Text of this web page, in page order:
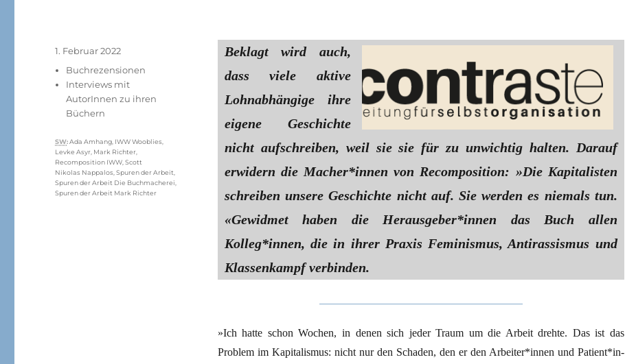
Beklagt wird auch,
dass viele aktive
Lohnabhängige ihre
eigene Geschichte
nicht aufschreiben, weil sie sie für zu unwichtig halten. Darauf
erwidern die Macher*innen von Recomposition: »Die Kapitalisten
schreiben unsere Geschichte nicht auf. Sie werden es niemals tun.
«Gewidmet haben die Herausgeber*innen das Buch allen
Kolleg*innen, die in ihrer Praxis Feminismus, Antirassismus und
Klassenkampf verbinden.
»Ich hatte schon Wochen, in denen sich jeder Traum um die Arbeit drehte. Das ist das
Problem im Kapitalismus: nicht nur den Schaden, den er den Arbeiter*innen und Patient*in-
Veröffentlicht
1. Februar 2022
Kategorien
Buchrezensionen
Interviews mit
AutorInnen zu ihren
Büchern
Schlagwörter
SW:Ada Amhang IWW Wooblies
Levke Asyr Mark Richter
Recomposition IWW ,Scott
Nikolas Nappalos ,Spuren der Arbeit
Spuren der Arbeit Die Buchmacherei
Spuren der Arbeit Mark Richter